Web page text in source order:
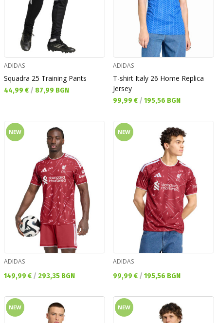
ADIDAS
Squadra 25 Training Pants
Текуща цена:
44,99 € / 87,99 BGN
ADIDAS
T-shirt Italy 26 Home Replica
Jersey
Текуща цена:
99,99 € / 195,56 BGN
NEW
ADIDAS
Текуща цена:
149,99 € / 293,35 BGN
NEW
ADIDAS
Текуща цена:
99,99 € / 195,56 BGN
NEW NEW